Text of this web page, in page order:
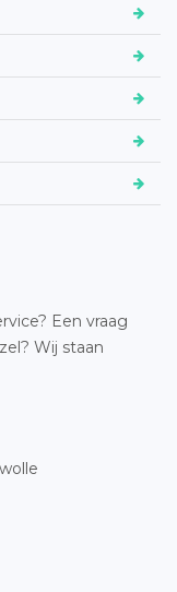
Een vraag
Wij staan